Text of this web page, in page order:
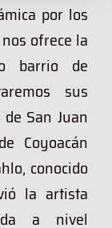
por los
ofrece la
barrio de
sus
San Juan
Coyoacán
conocido
la artista
a nivel